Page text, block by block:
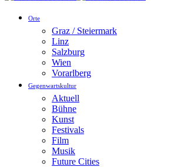
Orte
Graz / Steiermark
Linz
Salzburg
Wien
Vorarlberg
Gegenwartskultur
Aktuell
Bühne
Kunst
Festivals
Film
Musik
Future Cities